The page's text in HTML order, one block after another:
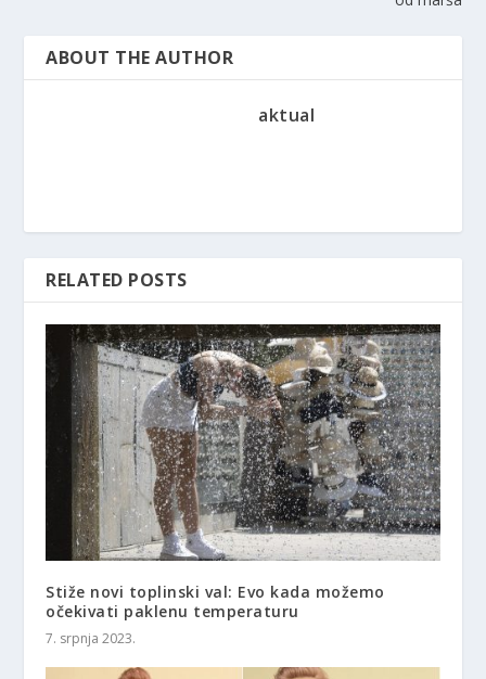
ABOUT THE AUTHOR
aktual
RELATED POSTS
Stiže novi toplinski val: Evo kada možemo
očekivati ​​paklenu temperaturu
7. srpnja 2023.